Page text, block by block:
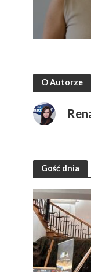
O Autorze
Gość dnia